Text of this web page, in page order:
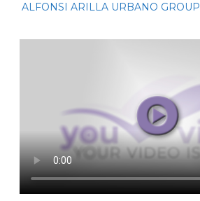
ALFONSI ARILLA URBANO GROUP